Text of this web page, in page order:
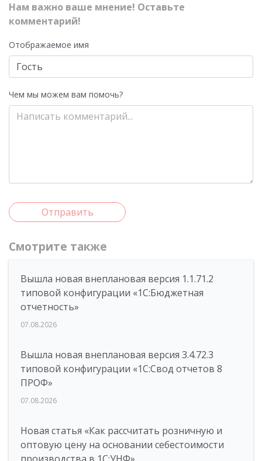
Нам важно ваше мнение! Оставьте
комментарий!
Отображаемое имя
Чем мы можем вам помочь?
Отправить
Смотрите также
Вышла новая внеплановая версия 1.1.71.2
типовой конфигурации «1C:Бюджетная
отчетность»
07.08.2026
Вышла новая внеплановая версия 3.4.72.3
типовой конфигурации «1C:Свод отчетов 8
ПРОФ»
07.08.2026
Новая статья «Как рассчитать розничную и
оптовую цену на основании себестоимости